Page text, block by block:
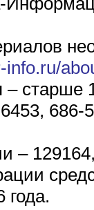
info.ru/
– старше
686-
–
года.